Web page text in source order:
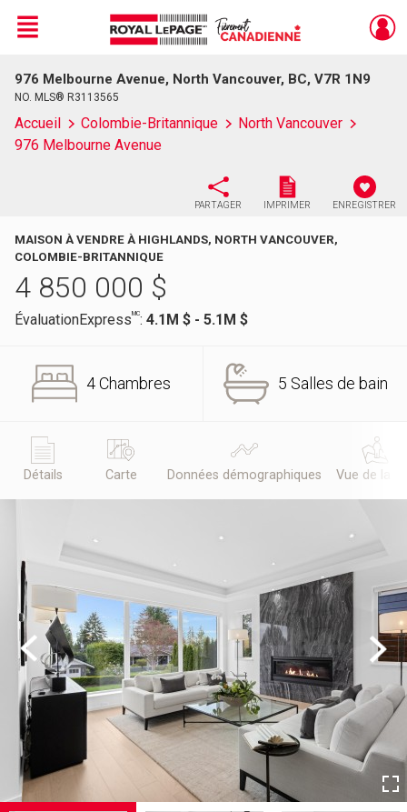
Live
En Direct
Menu
976 Melbourne Avenue, North Vancouver, BC, V7R 1N9
NO. MLS® R3113565
Accueil Colombie-Britannique
North Vancouver
976 Melbourne Avenue
PARTAGER IMPRIMER ENREGISTRER
MAISON À VENDRE À HIGHLANDS, NORTH VANCOUVER,
COLOMBIE-BRITANNIQUE
4 850 000 $
ÉvaluationExpressMC: 4.1M $ - 5.1M $
4 Chambres 5 Salles de bain
Détails Carte Données démographiques Vue de la
Previous Next